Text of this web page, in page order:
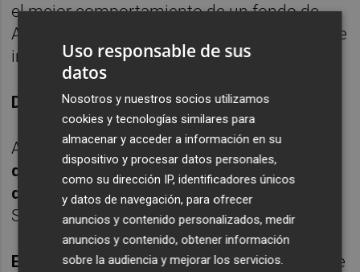
el mejor comportamiento de un fondo de
Allianz se dio en el apartado de renta variable
internacional emergentes.
DOS EN EL 'TOP 5'
Ahí contó con elEurovalor Europa del Este,
que presenta una revalorización trimestral
de un 13,48%solo superada por el 15% del
Sabadell BS Europa Emergentes.
Eurovalor Bonos Corporativos(+5,54%), que
Uso responsable de sus
datos
Nosotros y nuestros socios utilizamos
cookies y tecnologías similares para
almacenar y acceder a información en su
dispositivo y procesar datos personales,
como su dirección IP, identificadores únicos
y datos de navegación, para ofrecer
anuncios y contenido personalizados, medir
anuncios y contenido, obtener información
sobre la audiencia y mejorar los servicios.